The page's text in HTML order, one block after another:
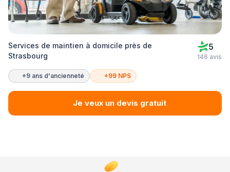
Services de maintien à domicile près de
Strasbourg
5
146 avis
+9 ans d'ancienneté +99 NPS
Je veux un devis gratuit